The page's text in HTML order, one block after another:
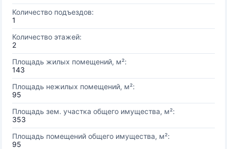
Количество подъездов:
1
Количество этажей:
2
Площадь жилых помещений, м²:
143
Площадь нежилых помещений, м²:
95
Площадь зем. участка общего имущества, м²:
353
Площадь помещений общего имущества, м²:
95